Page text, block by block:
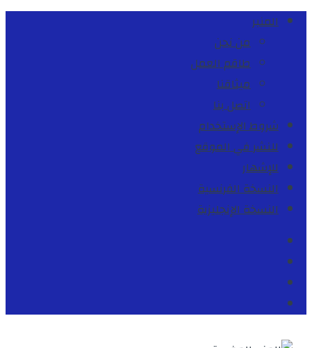
المنبر
من نحن
طاقم العمل
ميثاقنا
اتصل بنا
شروط الإستخدام
للنشر في الموقع
للإشهار
النسخة الفرنسية
النسخة الإنجليزية